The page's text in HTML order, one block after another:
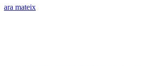
ara mateix